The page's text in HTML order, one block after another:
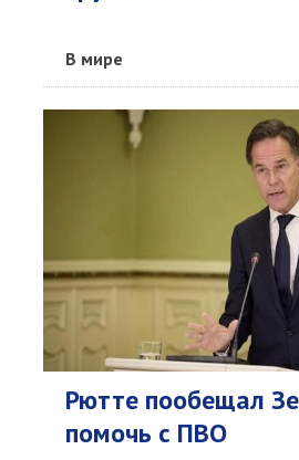
В мире
Рютте пообещал
помочь с ПВО